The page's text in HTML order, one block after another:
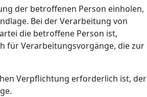
der betroffenen Person einholen,
Bei der Verarbeitung von
die betroffene Person ist,
für Verarbeitungsvorgänge, die zur
Verpflichtung erforderlich ist, der